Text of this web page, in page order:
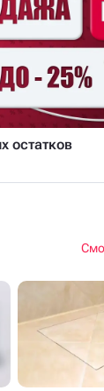
остатков